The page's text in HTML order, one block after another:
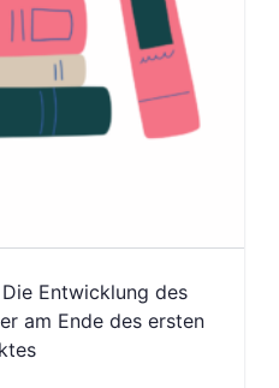
Entwicklung des
am Ende des ersten